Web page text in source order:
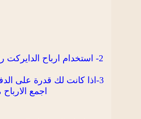
3-اذا كانت لك قدرة على
اجمع